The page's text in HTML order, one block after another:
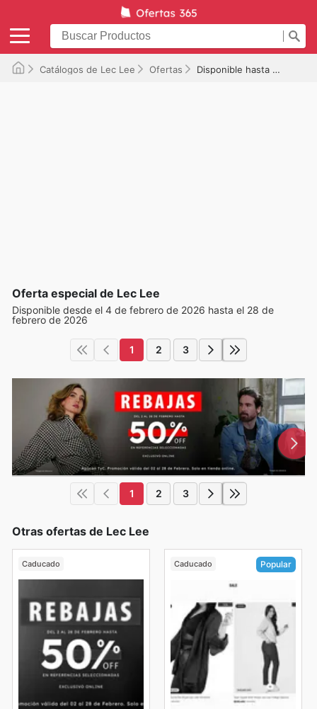
Catálogos de Lec Lee Ofertas Disponible hasta el 28/02/2026
Oferta especial de Lec Lee
Disponible desde el 4 de febrero de 2026 hasta el 28 de
febrero de 2026
1 2 3
1 2 3
Otras ofertas de Lec Lee
Caducado Caducado Popular